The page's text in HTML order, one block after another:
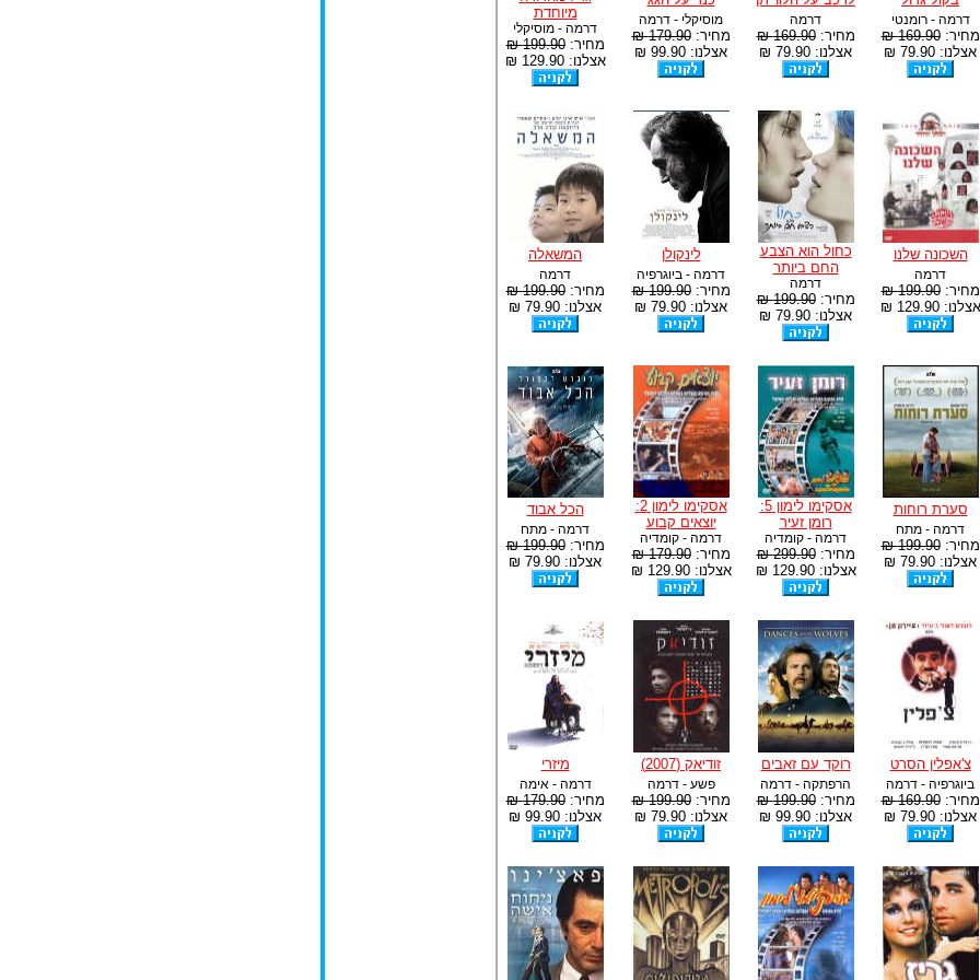
דרמה - רומנטי
מחיר:169.90 ₪
אצלנו: 79.90 ₪
דרמה
מחיר:169.90 ₪
אצלנו: 79.90 ₪
מוסיקלי - דרמה
מחיר:179.90 ₪
אצלנו: 99.90 ₪
מיוחדת
דרמה - מוסיקלי
מחיר:199.90 ₪
אצלנו: 129.90 ₪
השכונה שלנו
דרמה
מחיר:199.90 ₪
אצלנו: 129.90 ₪
כחול הוא הצבע
החם ביותר
דרמה
מחיר:199.90 ₪
אצלנו: 79.90 ₪
לינקולן
דרמה - ביוגרפיה
מחיר:199.90 ₪
אצלנו: 79.90 ₪
המשאלה
דרמה
מחיר:199.90 ₪
אצלנו: 79.90 ₪
סערת רוחות
דרמה - מתח
מחיר:199.90 ₪
אצלנו: 79.90 ₪
אסקימו לימון 5:
רומן זעיר
דרמה - קומדיה
מחיר:299.90 ₪
אצלנו: 129.90 ₪
אסקימו לימון 2:
יוצאים קבוע
דרמה - קומדיה
מחיר:179.90 ₪
אצלנו: 129.90 ₪
הכל אבוד
דרמה - מתח
מחיר:199.90 ₪
אצלנו: 79.90 ₪
צ'אפלין הסרט
ביוגרפיה - דרמה
מחיר:169.90 ₪
אצלנו: 79.90 ₪
רוקד עם זאבים
הרפתקה - דרמה
מחיר:199.90 ₪
אצלנו: 99.90 ₪
זודיאק (2007)
פשע - דרמה
מחיר:199.90 ₪
אצלנו: 79.90 ₪
מיזרי
דרמה - אימה
מחיר:179.90 ₪
אצלנו: 99.90 ₪